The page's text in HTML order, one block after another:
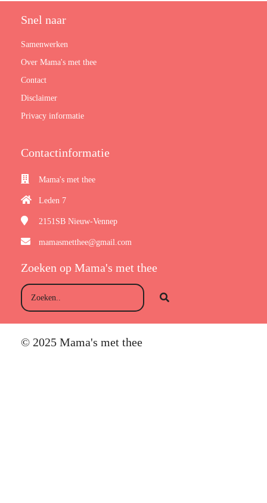
Snel naar
Samenwerken
Over Mama's met thee
Contact
Disclaimer
Privacy informatie
Contactinformatie
Mama's met thee
Leden 7
2151SB Nieuw-Vennep
mamasmetthee@gmail.com
Zoeken op Mama's met thee
© 2025 Mama's met thee